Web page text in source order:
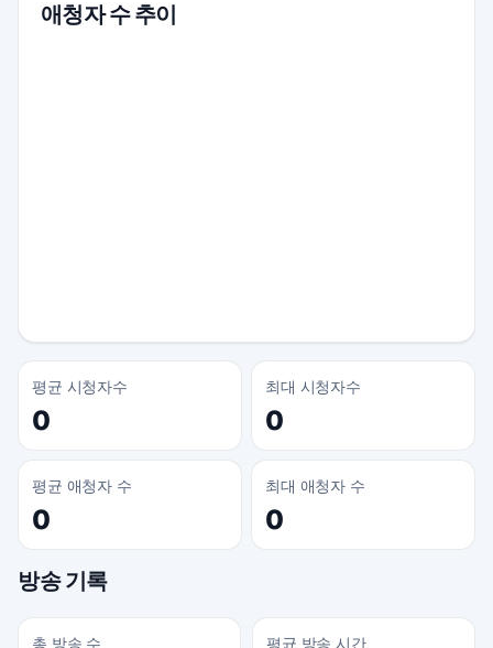
애청자 수 추이
평균 시청자수
0
최대 시청자수
0
평균 애청자 수
0
최대 애청자 수
0
방송 기록
총 방송 수 평균 방송 시간